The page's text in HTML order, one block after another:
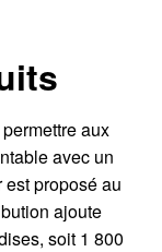
aux
avec un
proposé au
ajoute
soit 1 800